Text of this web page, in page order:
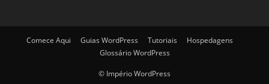
Comece Aqui Guias WordPress Tutoriais
Hospedagens
Glossário WordPress
© Império WordPress